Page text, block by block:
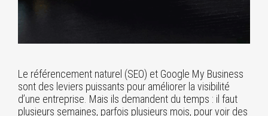
Le référencement naturel (SEO) et Google My Business
sont des leviers puissants pour améliorer la visibilité
d’une entreprise. Mais ils demandent du temps : il faut
plusieurs semaines, parfois plusieurs mois, pour voir des